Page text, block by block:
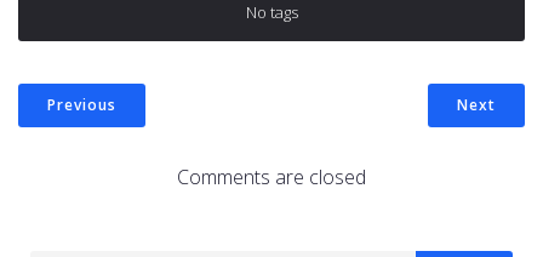
No tags
Previous Next
Comments are closed